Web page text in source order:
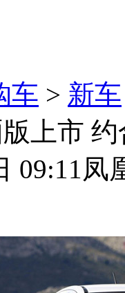
车 > 新车
上市
09:11凤